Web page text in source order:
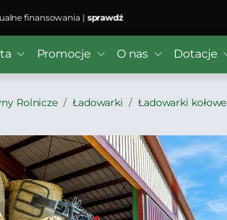
|sprawdź
Promocje O nas Dotacje
Rolnicze Ładowarki Ładowarki kołowe